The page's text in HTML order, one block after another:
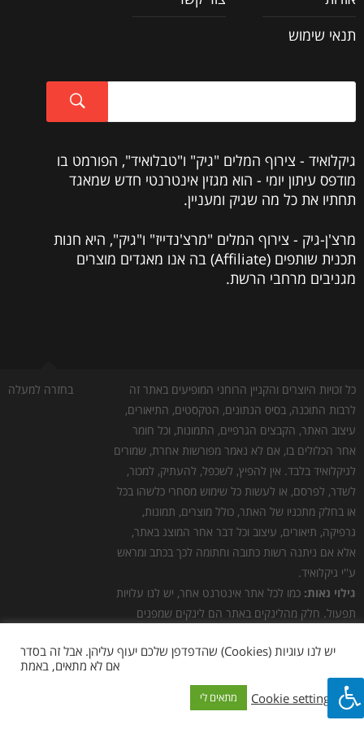
תנאי שימוש
גיקלואיד - צירוף המלים "גיק" ו"טבלואיד", הפורמט בו
מודפס עיתון יומי - הוא מגזין אינטרנטי חדש שמאגד
תחתיו את כל מה שגיק ומעניין.
מרצ'ן-גיק - צירוף המלים "מרצ'נדייז" ו"גיק", היא חנות
תכנית שותפים (Affiliate) בה אנו מאגדים מוצרים
מגניבים מרחבי הרשת.
בחזרה למעלה
כל זכויות היוצרים והקניין הרוחני המופיעים באתר זה
לרבות התוכנה, בסיס הנתונים, הטקסטים, התיאורים,
עיצוב האתר, הקבצים הגרפיים, התמונות, וכל חומר
אחר הכלולים בו, אם לא נאמר מפורשות אחרת, שמורים
לגיקלואיד בלבד. אין להפיץ, לשכפל, להעתיק, למכור,
לשדר, לפרסם, או לעשות כל שימוש מסחרי כלשהו בכל
או בחלק מתכניו של האתר, כולל מוצרים, תמונות,
גרפיקה, תיאורים, עיצוב וכל דבר אחר המוצג באתר,
אלא אם ניתנה רשות כתובה וחתומה לכך בכתב ומראש
ע''י גיקלואיד.
גילוי נאות: כמו לכל אתר אינטרנט אחר, יש לנו עלויות
תפעול. חלק מהלינקים באתר הם לינקים שמפנים
רכישה באתר השותף, אנחנו מקבלים עמלה. אנחנו לא
מפרסמים ביקורות בתשלום או חוות דעת מזויפות
בטענה שהן אותנטיות. כל המוצרים מפורסמים על פי
שיקול דעתנו הבלעדי כי אנחנו חושבים שהם מגניבים.
יש לנו עוגיות (Cookies) שהדפדפן שלכם יעוף עליהן. אבל זה בסדר
אם לא מתאים, באמת
Cookie settings
מתאים לי